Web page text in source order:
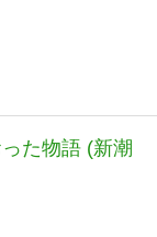
た物語 (新潮